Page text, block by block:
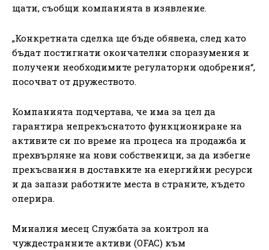
щати, съобщи компанията в изявление.
„Конкретната сделка ще бъде обявена, след като
бъдат постигнати окончателни споразумения и
получени необходимите регулаторни одобрения“,
посочват от дружеството.
Компанията подчертава, че има за цел да
гарантира непрекъснатото функциониране на
активите си по време на процеса на продажба и
прехвърляне на нови собственици, за да избегне
прекъсвания в доставките на енергийни ресурси
и да запази работните места в страните, където
оперира.
Миналия месец Службата за контрол на
чуждестранните активи (OFAC) към